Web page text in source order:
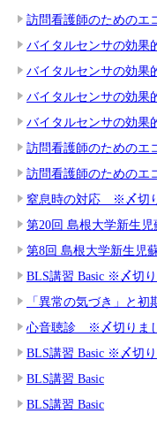
訪問看護師のためのエ
バイタルセンサの効果
バイタルセンサの効果
バイタルセンサの効果
バイタルセンサの効果
訪問看護師のためのエ
訪問看護師のためのエ
窒息時の対応 ※〆切
第20回 島根大学新生
第8回 島根大学新生児
BLS講習 Basic ※〆切
「異常の気づき」と
心音聴診 ※〆切りま
BLS講習 Basic ※〆切
BLS講習 Basic
BLS講習 Basic